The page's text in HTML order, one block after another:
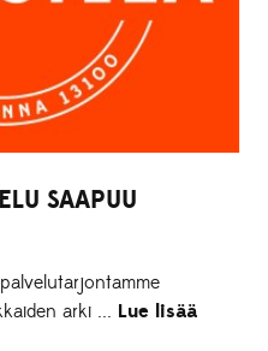
SAAPUU
arki ... Lue lisää